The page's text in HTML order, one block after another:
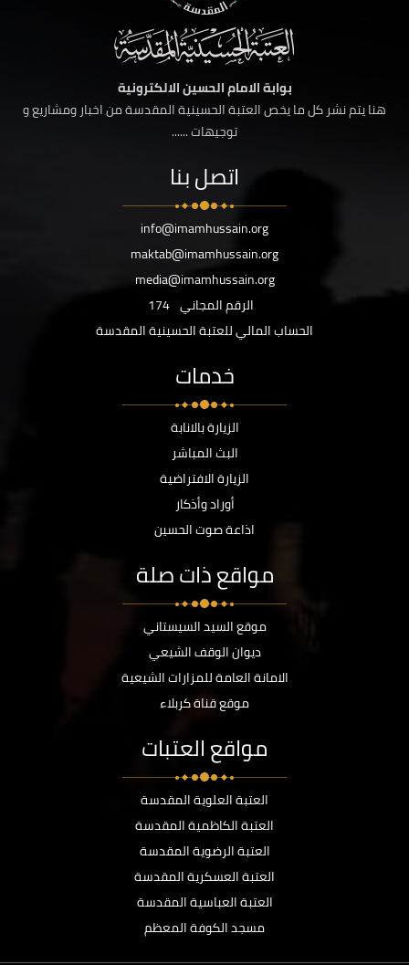
بوابة الامام الحسين الالكترونية
هنا يتم نشر كل ما يخص العتبة الحسينية المقدسة من اخبار ومشاريع و
توجيهات ......
اتصل بنا
info@imamhussain.org
maktab@imamhussain.org
media@imamhussain.org
الرقم المجاني 174
الحساب المالي للعتبة الحسينية المقدسة
خدمات
الزيارة بالانابة
البث المباشر
الزيارة الافتراضية
أوراد وأذكار
اذاعة صوت الحسين
مواقع ذات صلة
موقع السيد السيستاني
ديوان الوقف الشيعي
الامانة العامة للمزارات الشيعية
موقع قناة كربلاء
مواقع العتبات
العتبة العلوية المقدسة
العتبة الكاظمية المقدسة
العتبة الرضوية المقدسة
العتبة العسكرية المقدسة
العتبة العباسية المقدسة
مسجد الكوفة المعظم